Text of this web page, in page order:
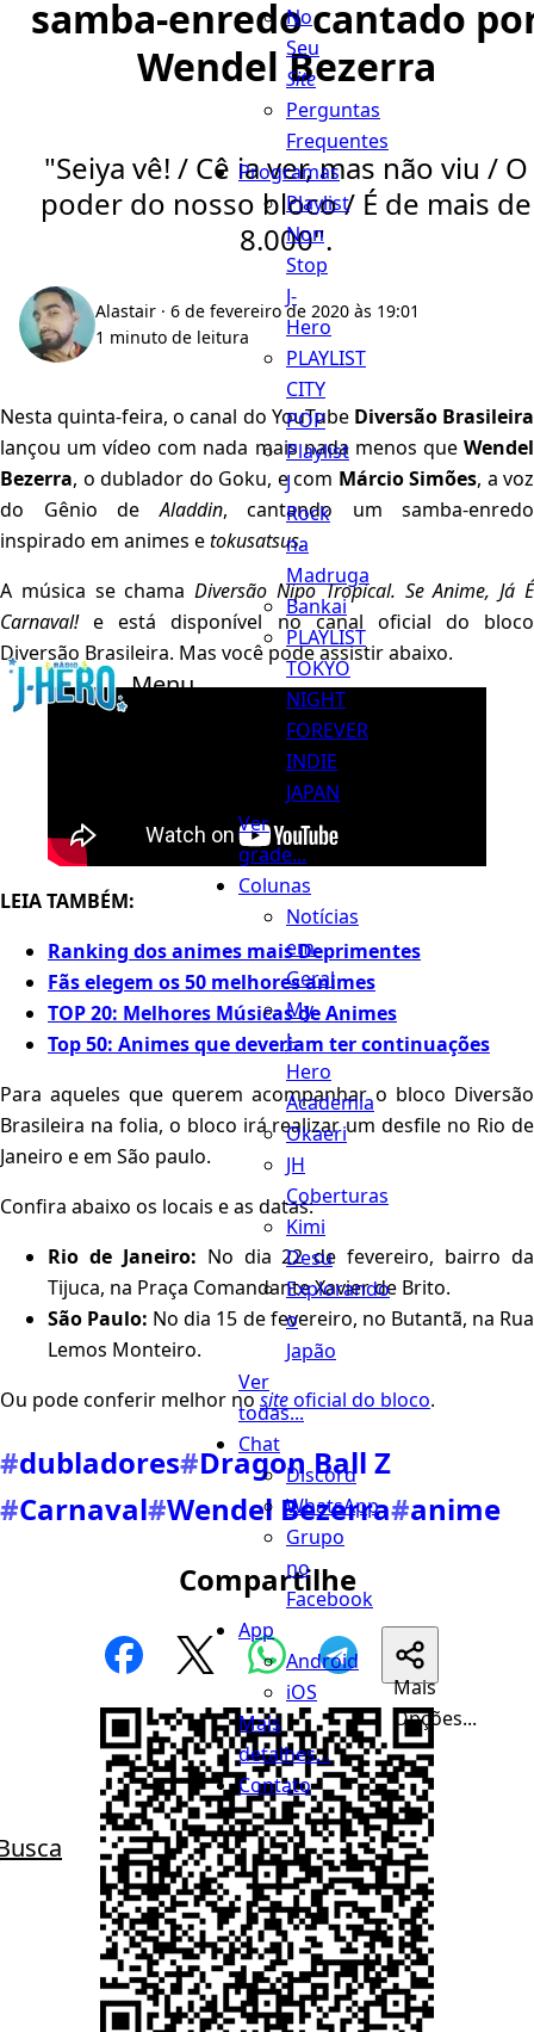
Menu
No
Seu
Site
Perguntas
Frequentes
Programas
Playlist
Non
Stop
J-
Hero
PLAYLIST
CITY
POP
Playlist
J
Rock
na
Madruga
Bankai
PLAYLIST
TOKYO
NIGHT
FOREVER
INDIE
JAPAN
Ver
grade...
Colunas
Notícias
em
Geral
My
J-
Hero
Academia
Okaeri
JH
Coberturas
Kimi
Desu
Explorando
o
Japão
Ver
todas...
Chat
Discord
WhatsApp
Grupo
no
Facebook
App
Android
iOS
Mais
detalhes...
Contato
samba-enredo cantado
Wendel Bezerra
"Seiya vê! / Cê ia ver, mas não viu / O
poder do nosso bloco / É de mais de
8.000".
Alastair · 6 de fevereiro de 2020 às 19:01
1 minuto de leitura
Nesta quinta-feira, o canal do YouTube Diversão Brasileira
lançou um vídeo com nada mais nada menos que Wendel
Bezerra, o dublador do Goku, e com Márcio Simões, a voz
do Gênio deAladdin, cantando um samba-enredo
inspirado em animes etokusatsus.
A música se chamaDiversão Nipo Tropical. Se Anime, Já É
Carnaval!e está disponível no canal oficial do bloco
Diversão Brasileira. Mas você pode assistir abaixo.
LEIA TAMBÉM:
Ranking dos animes mais Deprimentes
Fãs elegem os 50 melhores animes
TOP 20: Melhores Músicas de Animes
Top 50: Animes que deveriam ter continuações
Para aqueles que querem acompanhar o bloco Diversão
Brasileira na folia, o bloco irá realizar um desfile no Rio de
Janeiro e em São paulo.
Confira abaixo os locais e as datas:
Rio de Janeiro: No dia 22 de fevereiro, bairro da
Tijuca, na Praça Comandante Xavier de Brito.
São Paulo: No dia 15 de fevereiro, no Butantã, na Rua
Lemos Monteiro.
Ou pode conferir melhor nositeoficial do bloco.
#dubladores#Dragon Ball Z
#Carnaval#Wendel Bezerra#anime
Compartilhe
Mais
Opções...